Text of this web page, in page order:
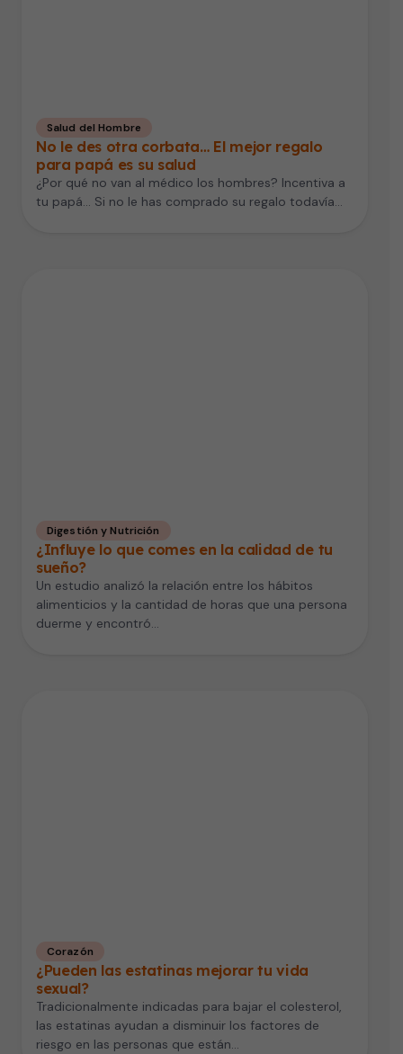
Salud del Hombre
No le des otra corbata… El mejor regalo
para papá es su salud
¿Por qué no van al médico los hombres? Incentiva a
tu papá... Si no le has comprado su regalo todavía…
Digestión y Nutrición
¿Influye lo que comes en la calidad de tu
sueño?
Un estudio analizó la relación entre los hábitos
alimenticios y la cantidad de horas que una persona
duerme y encontró…
Corazón
¿Pueden las estatinas mejorar tu vida
sexual?
Tradicionalmente indicadas para bajar el colesterol,
las estatinas ayudan a disminuir los factores de
riesgo en las personas que están…